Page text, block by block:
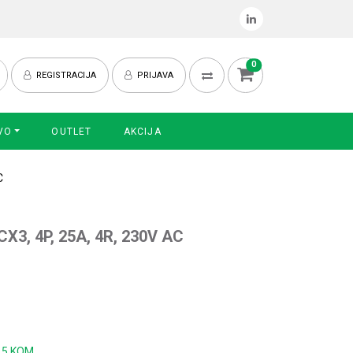
REGISTRACIJA PRIJAVA
0
OUTLET AKCIJA
4P, 25A, 4R, 230V AC